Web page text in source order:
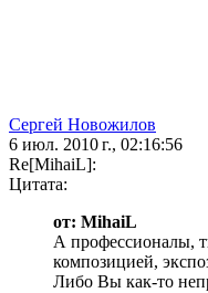
Сергей Новожилов
6 июл. 2010 г., 02:16:56
Re[MihaiL]:
Цитата:
от: MihaiL
А профессионалы,
композицией,
Либо Вы как-то